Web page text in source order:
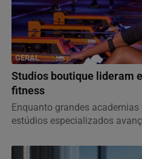
GERAL
Studios boutique lideram
fitness
Enquanto grandes
estúdios especializados